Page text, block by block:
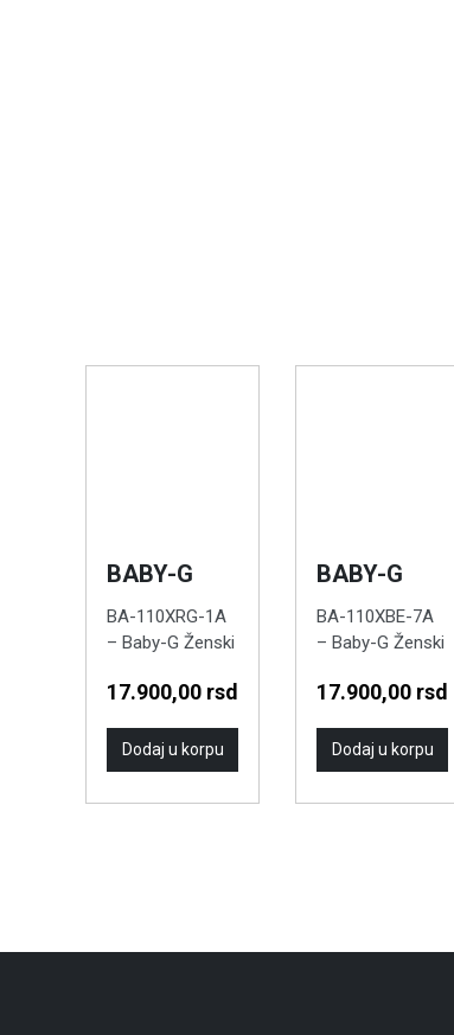
BABY-G
BA-110XRG-1A
– Baby-G Ženski
17.900,00 rsd
Dodaj u korpu
BABY-G
BA-110XBE-7A
– Baby-G Ženski
17.900,00 rsd
Dodaj u korpu